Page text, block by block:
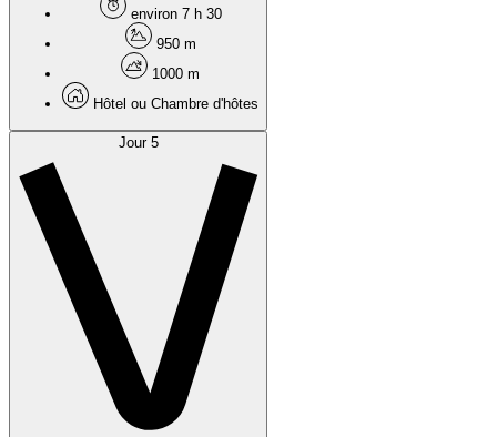
environ 7 h 30
950 m
1000 m
Hôtel ou Chambre d'hôtes
Jour 5